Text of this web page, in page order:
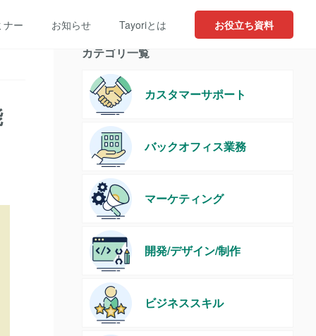
ナー お知らせ Tayoriとは お役立ち資料
カテゴリ一覧
カスタマーサポート
バックオフィス業務
マーケティング
開発/デザイン/制作
ビジネススキル